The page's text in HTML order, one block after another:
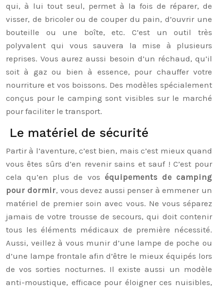
qui, à lui tout seul, permet à la fois de réparer, de
visser, de bricoler ou de couper du pain, d’ouvrir une
bouteille ou une boîte, etc. C’est un outil très
polyvalent qui vous sauvera la mise à plusieurs
reprises. Vous aurez aussi besoin d’un réchaud, qu’il
soit à gaz ou bien à essence, pour chauffer votre
nourriture et vos boissons. Des modèles spécialement
conçus pour le camping sont visibles sur le marché
pour faciliter le transport.
Le matériel de sécurité
Partir à l’aventure, c’est bien, mais c’est mieux quand
vous êtes sûrs d’en revenir sains et sauf ! C’est pour
cela qu’en plus de vos équipements de camping
pour dormir, vous devez aussi penser à emmener un
matériel de premier soin avec vous. Ne vous séparez
jamais de votre trousse de secours, qui doit contenir
tous les éléments médicaux de première nécessité.
Aussi, veillez à vous munir d’une lampe de poche ou
d’une lampe frontale afin d’être le mieux équipés lors
de vos sorties nocturnes. Il existe aussi un modèle
anti-moustique, efficace pour éloigner ces nuisibles,